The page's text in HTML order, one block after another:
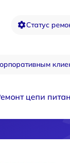
Статус
цепи